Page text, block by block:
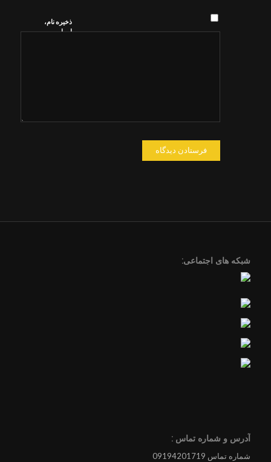
ذخیره نام،
ایمیل و
شبکه های اجتماعی:
آدرس و شماره تماس :
شماره تماس 09194201719